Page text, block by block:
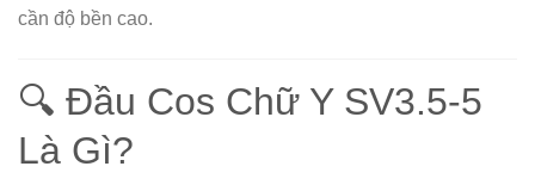
cần độ bền cao.
🔍 Đầu Cos Chữ Y SV3.5-5
Là Gì?